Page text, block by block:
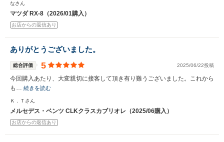
なさん
マツダ RX-8（2026/01購入）
お店からの返信あり
ありがとうございました。
総合評価 5 2025/06/22投稿
今回購入あたり、大変親切に接客して頂き有り難うございました。これから
も… 続きを読む
Ｋ．Ｔさん
メルセデス・ベンツ CLKクラスカブリオレ（2025/06購入）
お店からの返信あり